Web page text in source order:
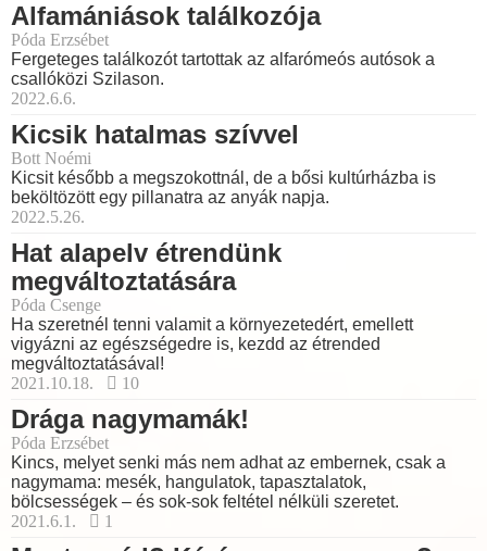
Alfamániások találkozója
Póda Erzsébet
Fergeteges találkozót tartottak az alfarómeós autósok a
csallóközi Szilason.
2022.6.6.
Kicsik hatalmas szívvel
Bott Noémi
Kicsit később a megszokottnál, de a bősi kultúrházba is
beköltözött egy pillanatra az anyák napja.
2022.5.26.
Hat alapelv étrendünk
megváltoztatására
Póda Csenge
Ha szeretnél tenni valamit a környezetedért, emellett
vigyázni az egészségedre is, kezdd az étrended
megváltoztatásával!
2021.10.18.
10
Drága nagymamák!
Póda Erzsébet
Kincs, melyet senki más nem adhat az embernek, csak a
nagymama: mesék, hangulatok, tapasztalatok,
bölcsességek – és sok-sok feltétel nélküli szeretet.
2021.6.1.
1